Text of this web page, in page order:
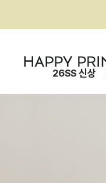
26SS 신상